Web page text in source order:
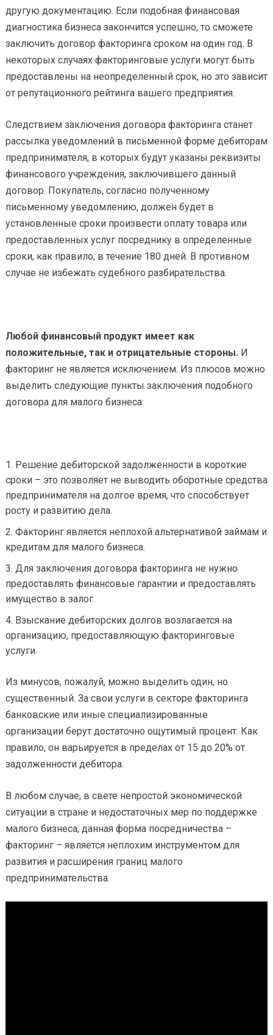
другую документацию. Если подобная финансовая
диагностика бизнеса закончится успешно, то сможете
заключить договор факторинга сроком на один год. В
некоторых случаях факторинговые услуги могут быть
предоставлены на неопределенный срок, но это зависит
от репутационного рейтинга вашего предприятия.
Следствием заключения договора факторинга станет
рассылка уведомлений в письменной форме дебиторам
предпринимателя, в которых будут указаны реквизиты
финансового учреждения, заключившего данный
договор. Покупатель, согласно полученному
письменному уведомлению, должен будет в
установленные сроки произвести оплату товара или
предоставленных услуг посреднику в определенные
сроки, как правило, в течение 180 дней. В противном
случае не избежать судебного разбирательства.
Любой финансовый продукт имеет как
положительные, так и отрицательные стороны. И
факторинг не является исключением. Из плюсов можно
выделить следующие пункты заключения подобного
договора для малого бизнеса:
Решение дебиторской задолженности в короткие
сроки – это позволяет не выводить оборотные средства
предпринимателя на долгое время, что способствует
росту и развитию дела.
Факторинг является неплохой альтернативой займам и
кредитам для малого бизнеса.
Для заключения договора факторинга не нужно
предоставлять финансовые гарантии и предоставлять
имущество в залог.
Взыскание дебиторских долгов возлагается на
организацию, предоставляющую факторинговые
услуги.
Из минусов, пожалуй, можно выделить один, но
существенный. За свои услуги в секторе факторинга
банковские или иные специализированные
организации берут достаточно ощутимый процент. Как
правило, он варьируется в пределах от 15 до 20% от
задолженности дебитора.
В любом случае, в свете непростой экономической
ситуации в стране и недостаточных мер по поддержке
малого бизнеса, данная форма посредничества –
факторинг – является неплохим инструментом для
развития и расширения границ малого
предпринимательства.